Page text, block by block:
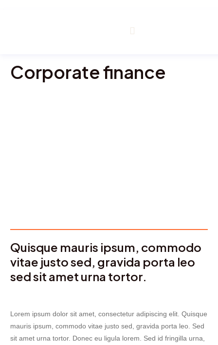
Corporate finance
Quisque mauris ipsum, commodo
vitae justo sed, gravida porta leo
sed sit amet urna tortor.
Lorem ipsum dolor sit amet, consectetur adipiscing elit. Quisque
mauris ipsum, commodo vitae justo sed, gravida porta leo. Sed
sit amet urna tortor. Donec eu ligula lorem. Sed id fringilla urna,